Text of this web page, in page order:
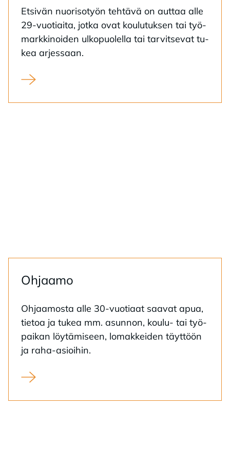
Et­si­vän nuo­ri­so­työn teh­tä­vä on aut­taa alle
29-vuo­tiai­ta, jot­ka ovat kou­lu­tuk­sen tai työ­
mark­ki­noi­den ul­ko­puo­lel­la tai tar­vit­se­vat tu­
kea ar­jes­saan.
Etsivä nuorisotyö
Oh­jaa­mo
Oh­jaa­mos­ta alle 30-vuo­ti­aat saa­vat apua,
tie­toa ja tu­kea mm. asun­non, kou­lu- tai työ­
pai­kan löy­tä­mi­seen, lo­mak­kei­den täyt­töön
ja raha-asioi­hin.
Ohjaamo